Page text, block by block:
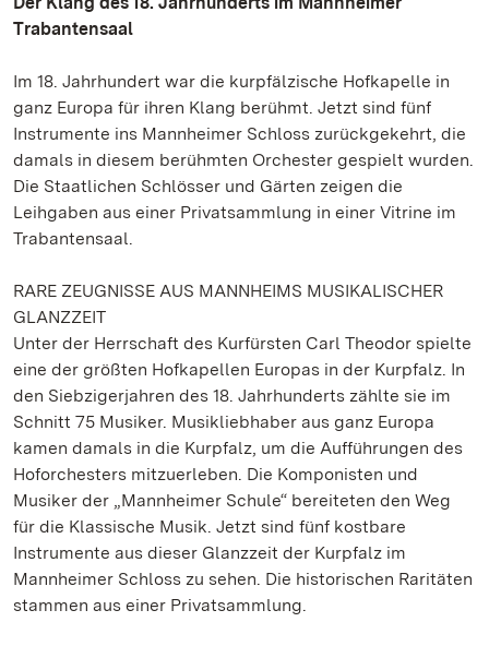
Trabantensaal
Im 18. Jahrhundert war die kurpfälzische Hofkapelle in
ganz Europa für ihren Klang berühmt. Jetzt sind fünf
Instrumente ins Mannheimer Schloss zurückgekehrt, die
damals in diesem berühmten Orchester gespielt wurden.
Die Staatlichen Schlösser und Gärten zeigen die
Leihgaben aus einer Privatsammlung in einer Vitrine im
Trabantensaal.
RARE ZEUGNISSE AUS MANNHEIMS MUSIKALISCHER
GLANZZEIT
Unter der Herrschaft des Kurfürsten Carl Theodor spielte
eine der größten Hofkapellen Europas in der Kurpfalz. In
den Siebzigerjahren des 18. Jahrhunderts zählte sie im
Schnitt 75 Musiker. Musikliebhaber aus ganz Europa
kamen damals in die Kurpfalz, um die Aufführungen des
Hoforchesters mitzuerleben. Die Komponisten und
Musiker der „Mannheimer Schule“ bereiteten den Weg
für die Klassische Musik. Jetzt sind fünf kostbare
Instrumente aus dieser Glanzzeit der Kurpfalz im
Mannheimer Schloss zu sehen. Die historischen Raritäten
stammen aus einer Privatsammlung.